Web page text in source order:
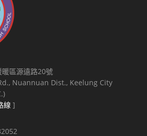
區源遠路20號
Nuannuan Dist., Keelung City
線 ]